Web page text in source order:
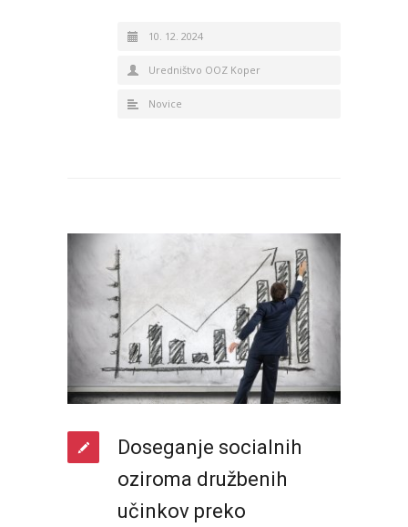
10. 12. 2024
Uredništvo OOZ Koper
Novice
Doseganje socialnih
oziroma družbenih
učinkov preko